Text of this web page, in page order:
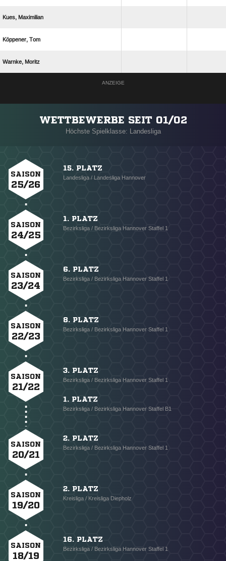
 
 
 
ANZEIGE
WETTBEWERBE SEIT 01/02
Höchste Spielklasse: Landesliga
SAISON
25/26
15. PLATZ
Landesliga / Landesliga Hannover
SAISON
24/25
1. PLATZ
Bezirksliga / Bezirksliga Hannover Staffel 1
SAISON
23/24
6. PLATZ
Bezirksliga / Bezirksliga Hannover Staffel 1
SAISON
22/23
8. PLATZ
Bezirksliga / Bezirksliga Hannover Staffel 1
SAISON
21/22
3. PLATZ
Bezirksliga / Bezirksliga Hannover Staffel 1
1. PLATZ
Bezirksliga / Bezirksliga Hannover Staffel B1
SAISON
20/21
2. PLATZ
Bezirksliga / Bezirksliga Hannover Staffel 1
SAISON
19/20
2. PLATZ
Kreisliga / Kreisliga Diepholz
SAISON
18/19
16. PLATZ
Bezirksliga / Bezirksliga Hannover Staffel 1